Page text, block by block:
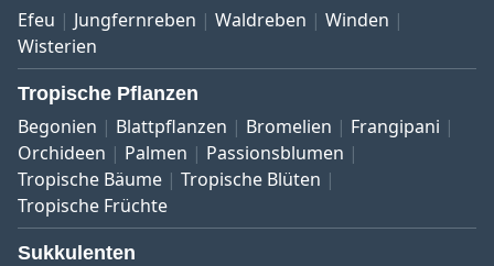
Efeu Jungfernreben Waldreben
Winden
Wisterien
Tropische Pflanzen
Begonien Blattpflanzen Bromelien
Frangipani
Orchideen
Palmen
Passionsblumen
Tropische Bäume
Tropische Blüten
Tropische Früchte
Sukkulenten